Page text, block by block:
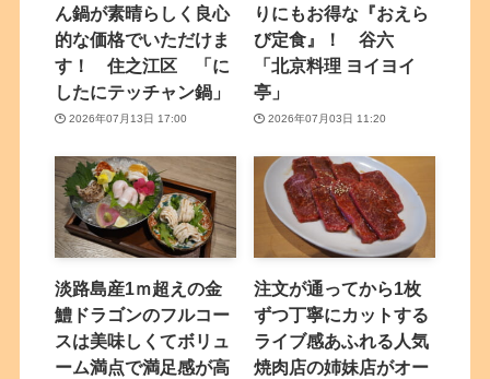
ん鍋が素晴らしく良心
的な価格でいただけま
す！ 住之江区 「に
したにテッチャン鍋」
2026年07月13日 17:00
りにもお得な『おえら
び定食』！ 谷六
「北京料理 ヨイヨイ
亭」
2026年07月03日 11:20
淡路島産1ｍ超えの金
鱧ドラゴンのフルコー
スは美味しくてボリュ
ーム満点で満足感が高
注文が通ってから1枚
ずつ丁寧にカットする
ライブ感あふれる人気
焼肉店の姉妹店がオー